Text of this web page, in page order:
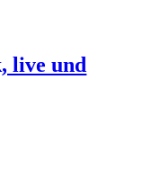
live und